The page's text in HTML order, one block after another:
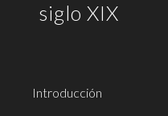
siglo XIX
Introducción